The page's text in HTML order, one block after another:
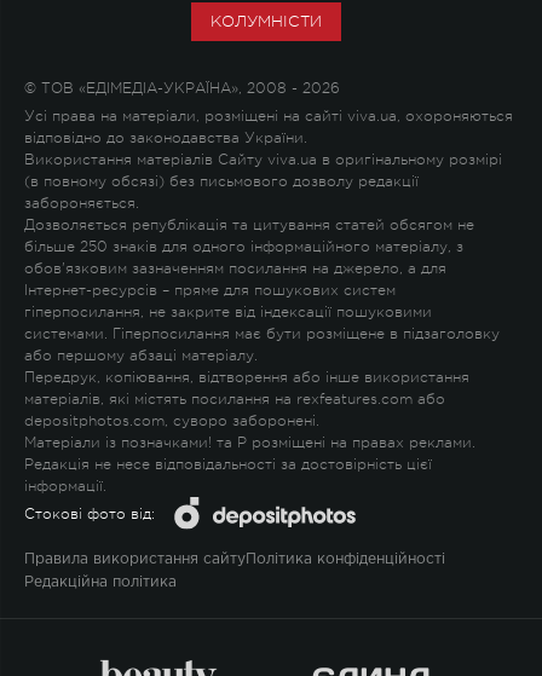
КОЛУМНІСТИ
© ТОВ «ЕДІМЕДІА-УКРАЇНА», 2008 - 2026
Усі права на матеріали, розміщені на сайті viva.ua, охороняються
відповідно до законодавства України.
Використання матеріалів Сайту viva.ua в оригінальному розмірі
(в повному обсязі) без письмового дозволу редакції
забороняється.
Дозволяється републікація та цитування статей обсягом не
більше 250 знаків для одного інформаційного матеріалу, з
обов'язковим зазначенням посилання на джерело, а для
Інтернет-ресурсів – пряме для пошукових систем
гіперпосилання, не закрите від індексації пошуковими
системами. Гіперпосилання має бути розміщене в підзаголовку
або першому абзаці матеріалу.
Передрук, копіювання, відтворення або інше використання
матеріалів, які містять посилання на rexfeatures.com або
depositphotos.com, суворо заборонені.
Матеріали із позначками! та P розміщені на правах реклами.
Редакція не несе відповідальності за достовірність цієї
інформації.
Стокові фото від:
Правила використання сайту Політика конфіденційності
Редакційна політика